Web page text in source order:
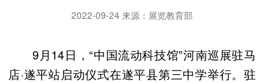
2022-09-24 来源：展览教育部
9月14日，“中国流动科技馆”河南巡展驻马
店·遂平站启动仪式在遂平县第三中学举行。驻